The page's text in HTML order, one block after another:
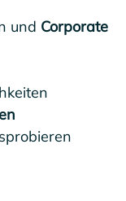
und Corporate